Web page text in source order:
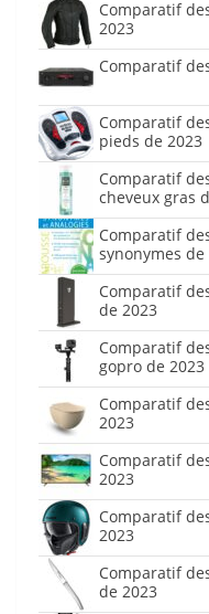
Comparatif
2023
Comparatif
Comparatif
pieds de 2023
Comparatif
cheveux gras
Comparatif
synonymes de
Comparatif
de 2023
Comparatif
gopro de 2023
Comparatif
2023
Comparatif
2023
Comparatif
2023
Comparatif
de 2023